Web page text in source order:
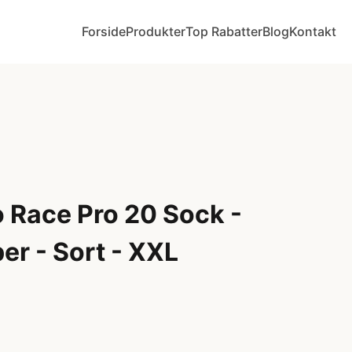
ForsideProdukterTop RabatterBlogKontakt
Pro 20 Sock -
- Sort - XXL